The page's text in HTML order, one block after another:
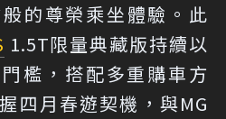
的尊榮乘坐體驗。此
1.5T限量典藏版持續以
檻，搭配多重購車方
四月春遊契機，與MG